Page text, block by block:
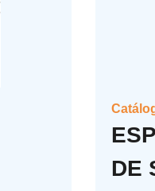
DE